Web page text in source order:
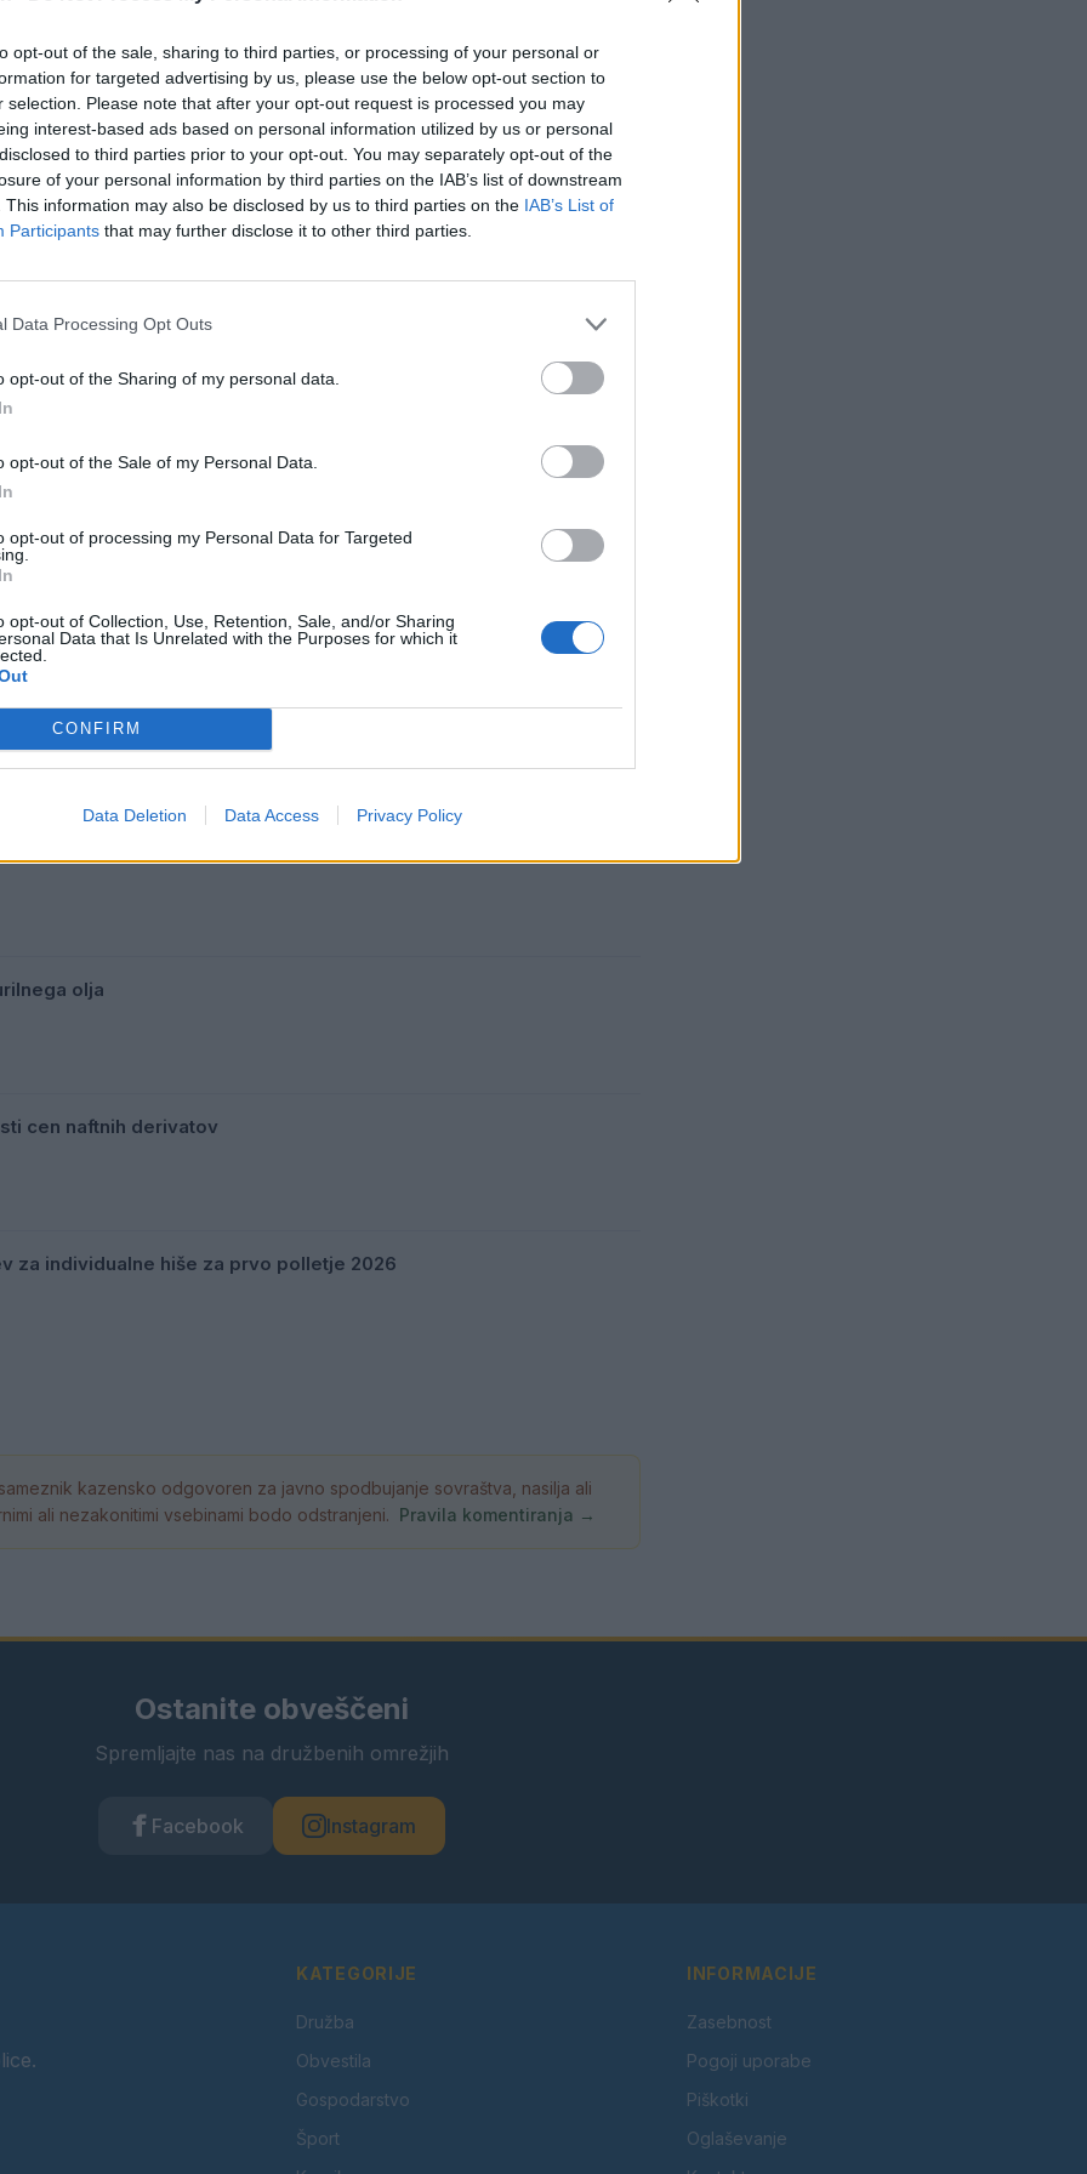
opt-out of the sale, sharing to third parties, or processing of your personal or
for targeted advertising by us, please use the below opt-out section to
selection. Please note that after your opt-out request is processed you may
interest-based ads based on personal information utilized by us or personal
to third parties prior to your opt-out. You may separately opt-out of the
of your personal information by third parties on the IAB’s list of downstream
This information may also be disclosed by us to third parties on the IAB’s List of
Participants that may further disclose it to other third parties.
Data Processing Opt Outs
opt-out of the Sharing of my personal data.
opt-out of the Sale of my Personal Data.
opt-out of processing my Personal Data for Targeted
opt-out of Collection, Use, Retention, Sale, and/or Sharing
Data that Is Unrelated with the Purposes for which it
CONFIRM
Data Deletion Data Access Privacy Policy
HSE Invest iz skupine Holding Slovenske elektrarne (HSE),
poročilo pa so izdelali v ljubljanskem podjetju Matrika ZVO.
gradiva v sredo, 24. septembra, ob 17. uri v
kilovate proizvedla v začetku leta 2027, bo zasedla do
do 140 gigavatnih ur električne energije, od česar naj
bo upravljala družba HSE SaŠa.
vstopni trg z dostopom do jezera, fitnes na prostem,
adrenalinski park, razgledni stolp in habitate za ptice.
na Družmirskem jezerujavno in glasno nasprotuje
novo degradacijo narave, zato so napovedovali,
dizla in kurilnega olja
olja
cen naftnih derivatov
za individualne hiše za prvo polletje 2026
kazensko odgovoren za javno spodbujanje sovraštva, nasilja ali
ali nezakonitimi vsebinami bodo odstranjeni. Pravila komentiranja →
Ostanite obveščeni
Spremljajte nas na družbenih omrežjih
Facebook Instagram
KATEGORIJE
Družba
Obvestila
Gospodarstvo
Šport
INFORMACIJE
Zasebnost
Pogoji uporabe
Piškotki
Oglaševanje